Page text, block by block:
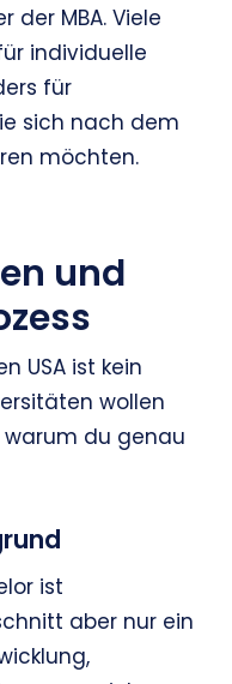
der MBA. Viele
individuelle
für
sich nach dem
möchten.
und
USA ist kein
wollen
du genau
ist
aber nur ein